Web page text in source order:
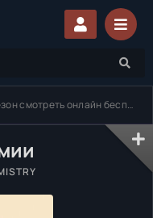
смотреть онлайн бесплатно